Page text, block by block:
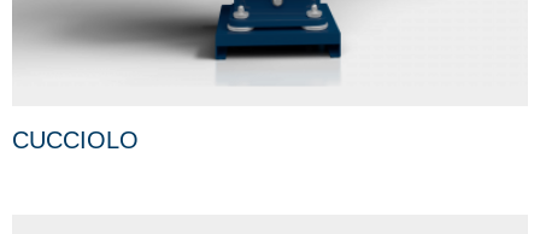
CUCCIOLO